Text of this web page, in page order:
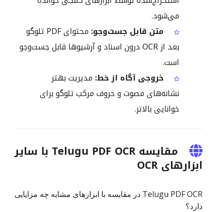
می‌شود.
متن قابل جست‌وجو:
محتوای PDF تلوگو
بعد از OCR درون اسناد و آرشیوها قابل جست‌وجو
است.
خروجی آگاه از خط: مدیریت بهتر
نشانه‌های مصوت و حروف مرکب تلوگو برای
خوانایی بالاتر.
مقایسه Telugu PDF OCR با سایر
ابزارهای OCR
Telugu PDF OCR در مقایسه با ابزارهای مشابه چه مزایایی
دارد؟